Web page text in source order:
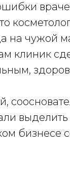
на чужой
клиник
выделить
бизнесе